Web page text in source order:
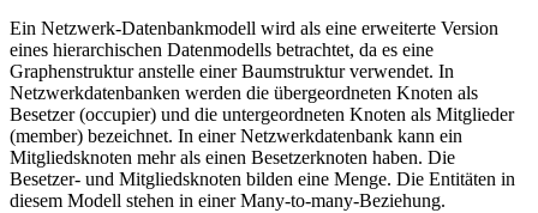
Ein Netzwerk-Datenbankmodell wird als eine erweiterte Version
eines hierarchischen Datenmodells betrachtet, da es eine
Graphenstruktur anstelle einer Baumstruktur verwendet. In
Netzwerkdatenbanken werden die übergeordneten Knoten als
Besetzer (occupier) und die untergeordneten Knoten als Mitglieder
(member) bezeichnet. In einer Netzwerkdatenbank kann ein
Mitgliedsknoten mehr als einen Besetzerknoten haben. Die
Besetzer- und Mitgliedsknoten bilden eine Menge. Die Entitäten in
diesem Modell stehen in einer Many-to-many-Beziehung.